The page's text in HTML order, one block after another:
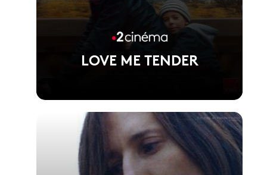
LOVE ME TENDER
Voir la fiche du film